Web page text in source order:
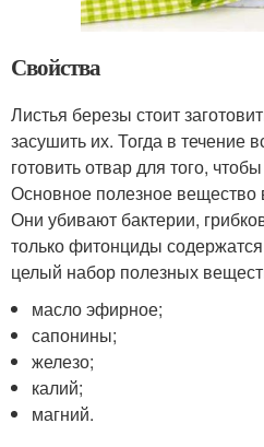
Свойства
Листья березы стоит
засушить их. Тогда в течение
готовить отвар для того,
Основное полезное вещество
Они убивают бактерии,
только фитонциды
целый набор полезных
масло эфирное;
сапонины;
железо;
калий;
магний.